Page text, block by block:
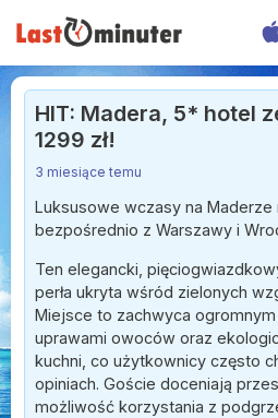
HIT: Madera, 5* hotel
1299 zł!
3 miesiące temu
Luksusowe wczasy na
bezpośrednio z Warszawy i
Ten elegancki,
perła ukryta wśród zielonych
Miejsce to zachwyca
uprawami owoców oraz
kuchni, co użytkownicy często
opiniach. Goście doceniają
możliwość korzystania z